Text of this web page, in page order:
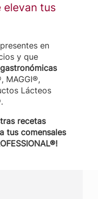
elevan tus
en
y que
MAGGI®,
Lácteos
recetas
tus comensales